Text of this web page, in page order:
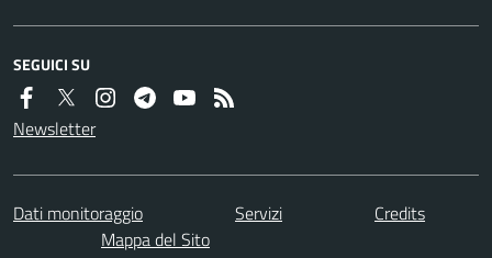
SEGUICI SU
Newsletter
Dati monitoraggio Servizi
Credits
Mappa del Sito